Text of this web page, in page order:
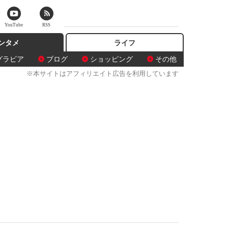
タメ
ラビア ブログ ショッピング その他
ライフ
※本サイトはアフィリエイト広告を利用しています
YouTube RSS